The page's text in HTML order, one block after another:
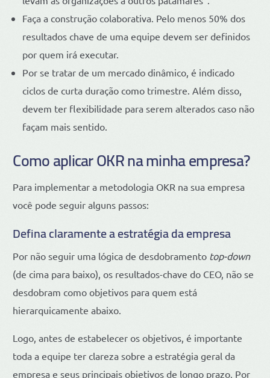
Faça a construção colaborativa. Pelo menos 50% dos
resultados chave de uma equipe devem ser definidos
por quem irá executar.
Por se tratar de um mercado dinâmico, é indicado
ciclos de curta duração como trimestre. Além disso,
devem ter flexibilidade para serem alterados caso não
façam mais sentido.
Como aplicar OKR na minha empresa?
Para implementar a metodologia OKR na sua empresa
você pode seguir alguns passos:
Defina claramente a estratégia da empresa
Por não seguir uma lógica de desdobramento top-down
(de cima para baixo), os resultados-chave do CEO, não se
desdobram como objetivos para quem está
hierarquicamente abaixo.
Logo, antes de estabelecer os objetivos, é importante
toda a equipe ter clareza sobre a estratégia geral da
empresa e seus principais objetivos de longo prazo. Por